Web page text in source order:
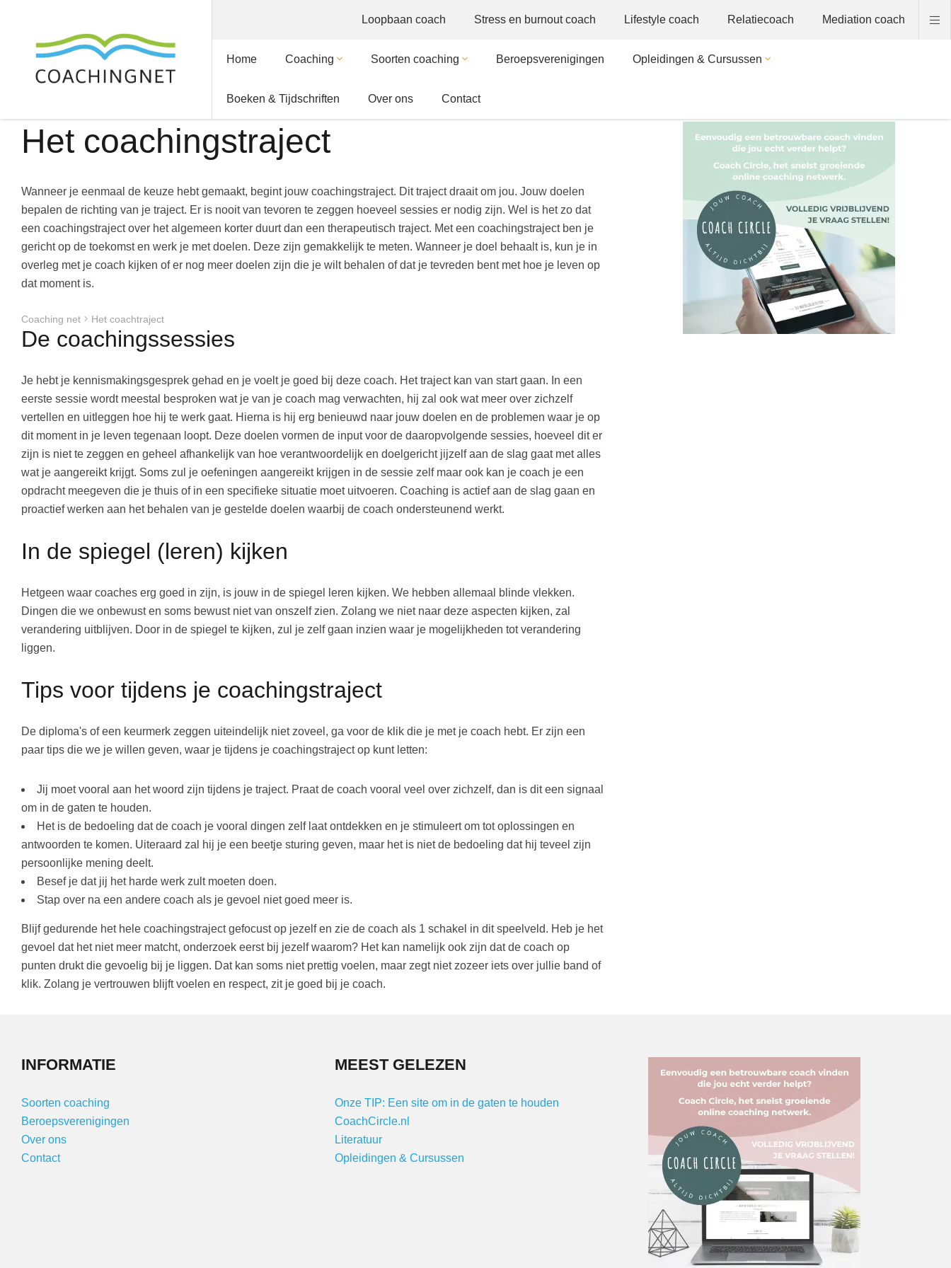
Loopbaan coach Stress en burnout coach Lifestyle coach Relatiecoach Mediation coach
Home Coaching Soorten coaching Beroepsverenigingen Opleidingen & Cursussen
Boeken & Tijdschriften Over ons Contact
Het coachingstraject
Wanneer je eenmaal de keuze hebt gemaakt, begint jouw coachingstraject. Dit traject draait om jou. Jouw doelen
bepalen de richting van je traject. Er is nooit van tevoren te zeggen hoeveel sessies er nodig zijn. Wel is het zo dat
een coachingstraject over het algemeen korter duurt dan een therapeutisch traject. Met een coachingstraject ben je
gericht op de toekomst en werk je met doelen. Deze zijn gemakkelijk te meten. Wanneer je doel behaalt is, kun je in
overleg met je coach kijken of er nog meer doelen zijn die je wilt behalen of dat je tevreden bent met hoe je leven op
dat moment is.
Coaching net Het coachtraject
De coachingssessies
Je hebt je kennismakingsgesprek gehad en je voelt je goed bij deze coach. Het traject kan van start gaan. In een
eerste sessie wordt meestal besproken wat je van je coach mag verwachten, hij zal ook wat meer over zichzelf
vertellen en uitleggen hoe hij te werk gaat. Hierna is hij erg benieuwd naar jouw doelen en de problemen waar je op
dit moment in je leven tegenaan loopt. Deze doelen vormen de input voor de daaropvolgende sessies, hoeveel dit er
zijn is niet te zeggen en geheel afhankelijk van hoe verantwoordelijk en doelgericht jijzelf aan de slag gaat met alles
wat je aangereikt krijgt. Soms zul je oefeningen aangereikt krijgen in de sessie zelf maar ook kan je coach je een
opdracht meegeven die je thuis of in een specifieke situatie moet uitvoeren. Coaching is actief aan de slag gaan en
proactief werken aan het behalen van je gestelde doelen waarbij de coach ondersteunend werkt.
In de spiegel (leren) kijken
Hetgeen waar coaches erg goed in zijn, is jouw in de spiegel leren kijken. We hebben allemaal blinde vlekken.
Dingen die we onbewust en soms bewust niet van onszelf zien. Zolang we niet naar deze aspecten kijken, zal
verandering uitblijven. Door in de spiegel te kijken, zul je zelf gaan inzien waar je mogelijkheden tot verandering
liggen.
Tips voor tijdens je coachingstraject
De diploma's of een keurmerk zeggen uiteindelijk niet zoveel, ga voor de klik die je met je coach hebt. Er zijn een
paar tips die we je willen geven, waar je tijdens je coachingstraject op kunt letten:
Jij moet vooral aan het woord zijn tijdens je traject. Praat de coach vooral veel over zichzelf, dan is dit een signaal
om in de gaten te houden.
Het is de bedoeling dat de coach je vooral dingen zelf laat ontdekken en je stimuleert om tot oplossingen en
antwoorden te komen. Uiteraard zal hij je een beetje sturing geven, maar het is niet de bedoeling dat hij teveel zijn
persoonlijke mening deelt.
Besef je dat jij het harde werk zult moeten doen.
Stap over na een andere coach als je gevoel niet goed meer is.
Blijf gedurende het hele coachingstraject gefocust op jezelf en zie de coach als 1 schakel in dit speelveld. Heb je het
gevoel dat het niet meer matcht, onderzoek eerst bij jezelf waarom? Het kan namelijk ook zijn dat de coach op
punten drukt die gevoelig bij je liggen. Dat kan soms niet prettig voelen, maar zegt niet zozeer iets over jullie band of
klik. Zolang je vertrouwen blijft voelen en respect, zit je goed bij je coach.
INFORMATIE
Soorten coaching
Beroepsverenigingen
Over ons
Contact
MEEST GELEZEN
Onze TIP: Een site om in de gaten te houden
CoachCircle.nl
Literatuur
Opleidingen & Cursussen